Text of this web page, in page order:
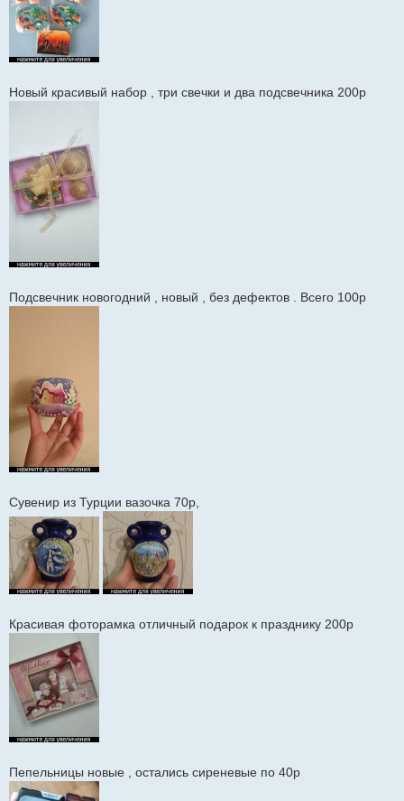
Новый красивый набор , три свечки и два подсвечника 200р
Подсвечник новогодний , новый , без дефектов . Всего 100р
Сувенир из Турции вазочка 70р,
Красивая фоторамка отличный подарок к празднику 200р
Пепельницы новые , остались сиреневые по 40р